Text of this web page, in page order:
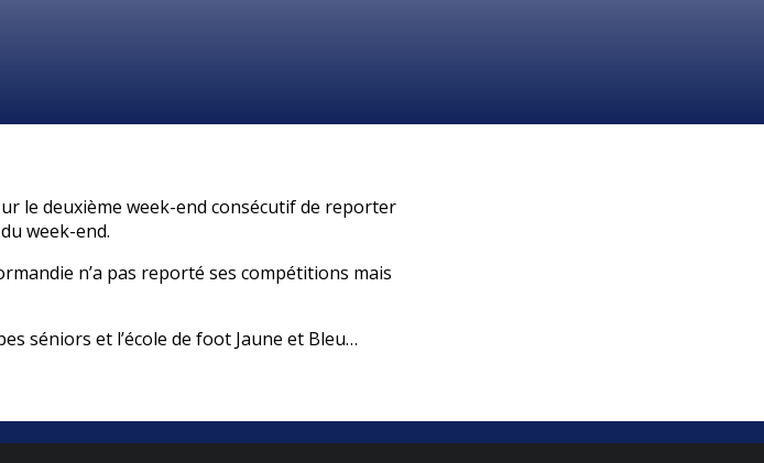
le deuxième week-end consécutif de reporter
week-end.
n’a pas reporté ses compétitions mais
séniors et l’école de foot Jaune et Bleu…